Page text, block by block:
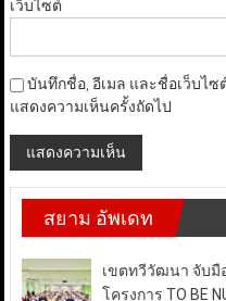
เว็บไซต์
บันทึกชื่อ, อีเมล และชื่อเว็บไ
แสดงความเห็นครั้งถัดไป
สยาม อัพเดท
เขตทวีวัฒนา จับมื
โครงการ TO BE